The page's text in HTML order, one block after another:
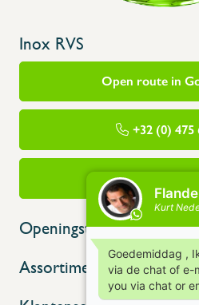
Inox RVS
Open route in
+32 (0) 475
Openingstijden
Assortiment